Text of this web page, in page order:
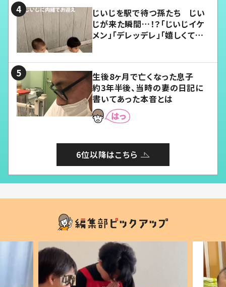
じいじを駅で待つ孫たち じい
じが来た瞬間…！？「じいじイケ
メン」「デレッデレ」「嬉しくて可
生後8ヶ月で亡くなった息子
約3年半後、当時の妻の日記に
書いてあった本音とは
6位以降はこちら